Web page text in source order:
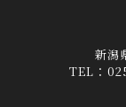
新潟
TEL：